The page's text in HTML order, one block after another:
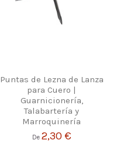
Puntas de Lezna de Lanza
para Cuero |
Guarnicionería,
Talabartería y
Marroquinería
De 2,30 €